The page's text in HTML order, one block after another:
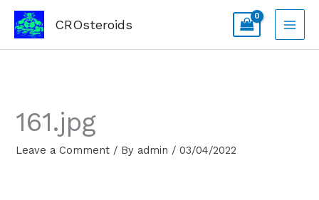
Skip
content
CROsteroids
161.jpg
Leave a Comment / By admin /03/04/2022